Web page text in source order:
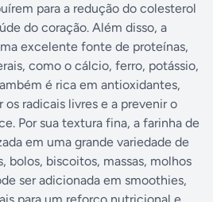
para a redução do colesterol
do coração. Além disso, a
excelente fonte de proteínas,
como o cálcio, ferro, potássio,
é rica em antioxidantes,
radicais livres e a prevenir o
Por sua textura fina, a farinha de
em uma grande variedade de
bolos, biscoitos, massas, molhos
ser adicionada em smoothies,